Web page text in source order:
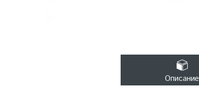
Описание